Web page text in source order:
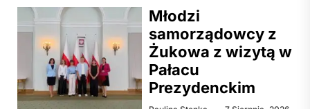
Młodzi
samorządowcy z
Żukowa z wizytą w
Pałacu
Prezydenckim